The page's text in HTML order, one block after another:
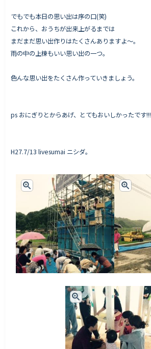
でもでも本日の思い出は序の口(笑)
これから、おうちが出来上がるまでは
まだまだ思い出作りはたくさんありますよ〜。
雨の中の上棟もいい思い出の一つ。
色んな思い出をたくさん作っていきましょう。
ps おにぎりとからあげ、とてもおいしかったです!!!
H27.7/13 livesumai ニシダ。